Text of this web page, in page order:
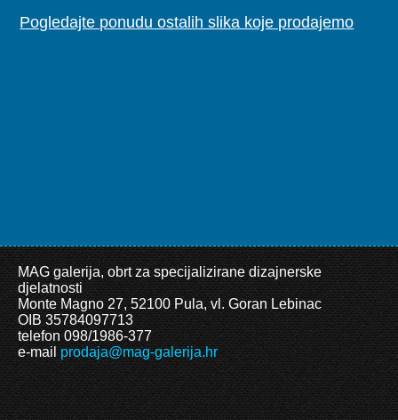
Pogledajte ponudu ostalih slika koje prodajemo
MAG galerija, obrt za specijalizirane dizajnerske
djelatnosti
Monte Magno 27, 52100 Pula, vl. Goran Lebinac
OIB 35784097713
telefon 098/1986-377
e-mailprodaja@mag-galerija.hr